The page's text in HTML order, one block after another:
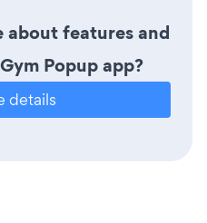
about features and
Popup app?
details